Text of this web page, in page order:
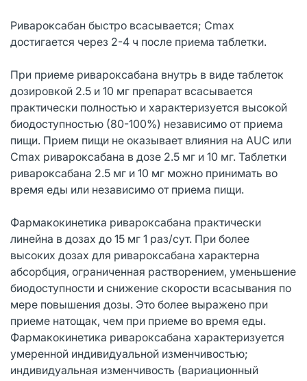
Ривароксабан быстро всасывается; Сmax
достигается через 2-4 ч после приема таблетки.
При приеме ривароксабана внутрь в виде таблеток
дозировкой 2.5 и 10 мг препарат всасывается
практически полностью и характеризуется высокой
биодоступностью (80-100%) независимо от приема
пищи. Прием пищи не оказывает влияния на AUC или
Сmax ривароксабана в дозе 2.5 мг и 10 мг. Таблетки
ривароксабана 2.5 мг и 10 мг можно принимать во
время еды или независимо от приема пищи.
Фармакокинетика ривароксабана практически
линейна в дозах до 15 мг 1 раз/сут. При более
высоких дозах для ривароксабана характерна
абсорбция, ограниченная растворением, уменьшение
биодоступности и снижение скорости всасывания по
мере повышения дозы. Это более выражено при
приеме натощак, чем при приеме во время еды.
Фармакокинетика ривароксабана характеризуется
умеренной индивидуальной изменчивостью;
индивидуальная изменчивость (вариационный